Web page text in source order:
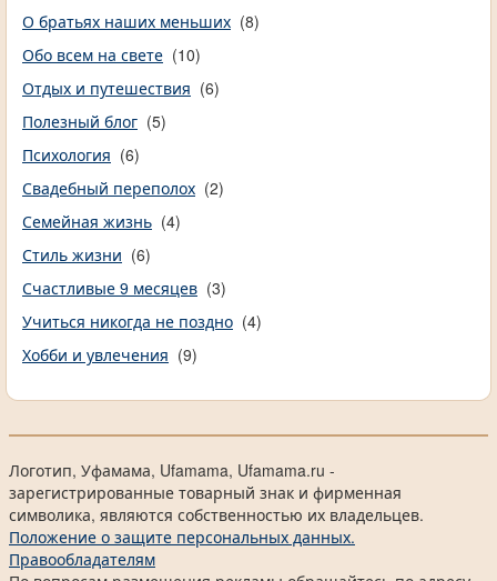
О братьях наших меньших (8)
Обо всем на свете (10)
Отдых и путешествия (6)
Полезный блог (5)
Психология (6)
Свадебный переполох (2)
Семейная жизнь (4)
Стиль жизни (6)
Счастливые 9 месяцев (3)
Учиться никогда не поздно (4)
Хобби и увлечения (9)
Логотип, Уфамама, Ufamama, Ufamama.ru -
зарегистрированные товарный знак и фирменная
символика, являются собственностью их владельцев.
Положение о защите персональных данных.
Правообладателям